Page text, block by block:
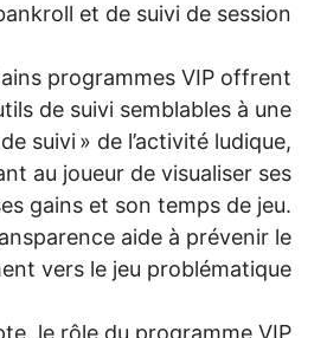
de bankroll et de suivi de
certains programmes VIP
outils de suivi semblables à
de suivi » de l’activité
au joueur de visualiser
ses gains et son temps de
transparence aide à
vers le jeu
compte, le rôle du programme